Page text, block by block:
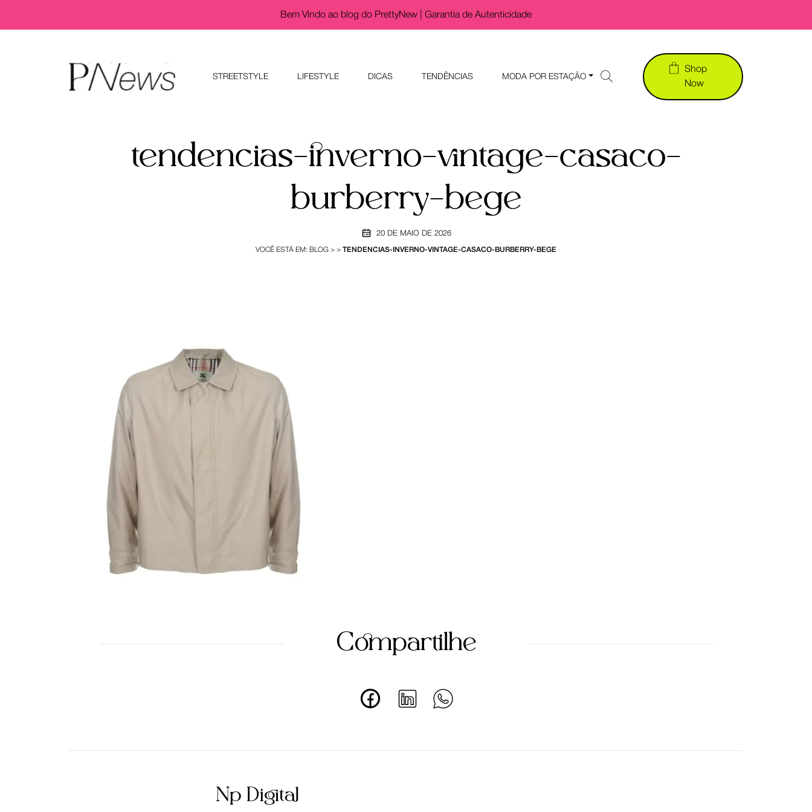
Bem Vindo ao blog do PrettyNew | Garantia de Autenticidade
STREETSTYLE LIFESTYLE DICAS TENDÊNCIAS MODA POR ESTAÇÃO
Shop
Now
tendencias-inverno-vintage-casaco-
burberry-bege
20 DE MAIO DE 2026
VOCÊ ESTÁ EM: BLOG > > TENDENCIAS-INVERNO-VINTAGE-CASACO-BURBERRY-BEGE
Compartilhe
Np Digital